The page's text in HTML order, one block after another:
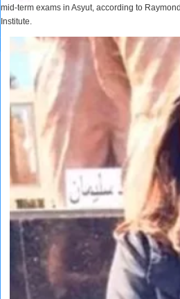
mid-term exams in Asyut, according to
Institute.